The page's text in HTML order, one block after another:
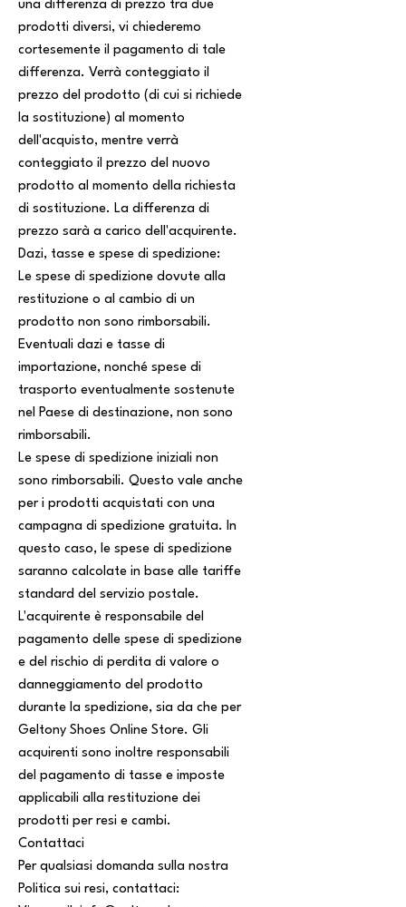
una differenza di prezzo tra due
prodotti diversi, vi chiederemo
cortesemente il pagamento di tale
differenza. Verrà conteggiato il
prezzo del prodotto (di cui si richiede
la sostituzione) al momento
dell'acquisto, mentre verrà
conteggiato il prezzo del nuovo
prodotto al momento della richiesta
di sostituzione. La differenza di
prezzo sarà a carico dell'acquirente.
Dazi, tasse e spese di spedizione:
Le spese di spedizione dovute alla
restituzione o al cambio di un
prodotto non sono rimborsabili.
Eventuali dazi e tasse di
importazione, nonché spese di
trasporto eventualmente sostenute
nel Paese di destinazione, non sono
rimborsabili.
Le spese di spedizione iniziali non
sono rimborsabili. Questo vale anche
per i prodotti acquistati con una
campagna di spedizione gratuita. In
questo caso, le spese di spedizione
saranno calcolate in base alle tariffe
standard del servizio postale.
L'acquirente è responsabile del
pagamento delle spese di spedizione
e del rischio di perdita di valore o
danneggiamento del prodotto
durante la spedizione, sia da che per
Geltony Shoes Online Store. Gli
acquirenti sono inoltre responsabili
del pagamento di tasse e imposte
applicabili alla restituzione dei
prodotti per resi e cambi.
Contattaci
Per qualsiasi domanda sulla nostra
Politica sui resi, contattaci: